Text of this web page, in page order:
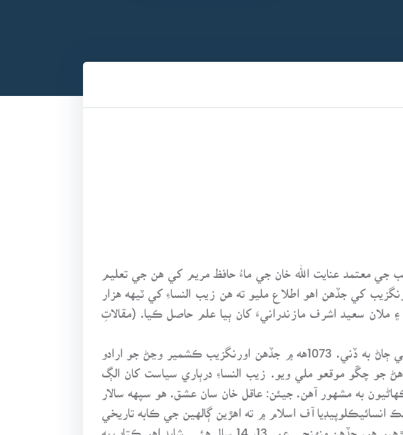
جي معتمد عنايت الله خان جي ماءُ حافظ مريم کي هن جي تعليم
کي جڏهن اهو اطلاع مليو ته هن زيب النساءِ کي ٽيهه هزار
سعيد اشرف مازندرانيءَ کان ٻيا علم حاصل ڪيا. (مقالاتِ
ملان اشرف، زيب النساءِ کي 14 سال پڙهايو. علم فقه ۽ حديث جي تعليم ڏني، ان کان سواءِ شعر جي ڄاڻ به ڏني. 1073هه ۾ جڏهن اورنگزيب ڪشمير وڃڻ جو ارادو
جو چڱو موقعو ملي ويو. زيب النساءِ درٻاري سياست کان الڳ
به مشهور آهن. جيئن: عاقل خان سان عشق. هو سپهه سالار
آف اسلام ۾ ته اهڙين ڳالهين جي ڪابه تاريخي
شاهدي ڪانه آهي. هونءَ ته زيب النساءِ ساري عمر ڪنواري رهي. مون هن جو ديوانِ مخفي“ تڏهن پڙهيو هو، جڏهن منهنجي عمر 13، 14 سال هئي. شايد اهو ڪتاب به